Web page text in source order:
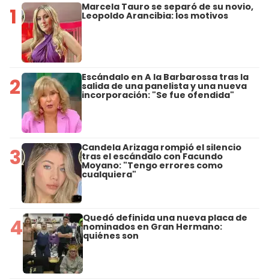
1 Marcela Tauro se separó de su novio,
Leopoldo Arancibia: los motivos
2 Escándalo en A la Barbarossa tras la
salida de una panelista y una nueva
incorporación: "Se fue ofendida"
3 Candela Arizaga rompió el silencio
tras el escándalo con Facundo
Moyano: "Tengo errores como
cualquiera"
4 Quedó definida una nueva placa de
nominados en Gran Hermano:
quiénes son